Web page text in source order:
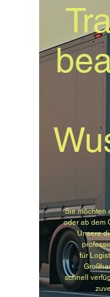
Sie möchten
oder ab dem
Unsere
für
schnell